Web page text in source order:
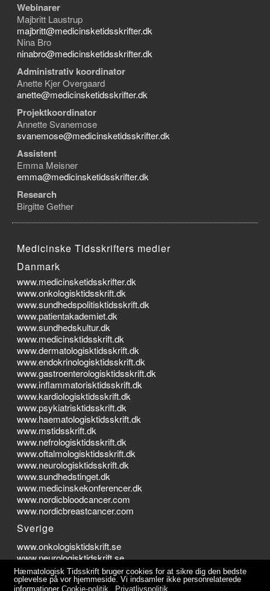
Hæmatologisk Tidsskrift bruger cookies for at sikre dig den bedste
oplevelse på vor hjemmeside. Vi indsamler ikke personrelaterede
informationer Cookie-politik Privatlivspolitik
Webinarer
Majbritt Laustrup
majbritt@medicinsketidsskrifter.dk
Nina Bro
ninabro@medicinsketidsskrifter.dk
Administrativ koordinator
Anette Kjer Overgaard
anette@medicinsketidsskrifter.dk
Projektkoordinator
Annette Svanemose
svanemose@medicinsketidsskrifter.dk
Assistent
Emma Meisner
emma@medicinsketidsskrifter.dk
Research
Birgitte Gether
Medicinske Tidsskrifters medier
Danmark
www.medicinsketidsskrifter.dk
www.onkologisktidsskrift.dk
www.sundhedspolitisktidsskrift.dk
www.patientakademiet.dk
www.sundhedskultur.dk
www.medicinsktidsskrift.dk
www.dermatologisktidsskrift.dk
www.endokrinologisktidsskrift.dk
www.gastroenterologisktidsskrift.dk
www.inflammatorisktidsskrift.dk
www.kardiologisktidsskrift.dk
www.psykiatrisktidsskrift.dk
www.haematologisktidsskrift.dk
www.mstidsskrift.dk
www.nefrologisktidsskrift.dk
www.oftalmologisktidsskrift.dk
www.neurologisktidsskrift.dk
www.sundhedstinget.dk
www.medicinskekonferencer.dk
www.nordicbloodcancer.com
www.nordicbreastcancer.com
Sverige
www.onkologisktidskrift.se
www.neurologisktidskrift.se
Norge